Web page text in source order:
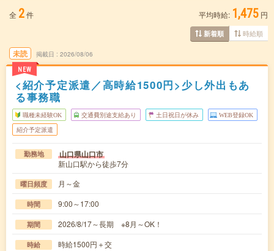
全 2件 平均時給: 1,475 円
新着順 時給順
未読
NEW
掲載日 2026/08/06
<紹介予定派遣／高時給1500円>少し外出もあ
る事務職
職種未経験OK 交通費別途支給あり 土日祝日が休み WEB登録OK
紹介予定派遣
勤務地 山口県山口市
新山口駅から徒歩7分
曜日頻度 月～金
時間 9:00～17:00
期間 2026/8/17～長期 ※8月～OK！
時給 時給1500円＋交